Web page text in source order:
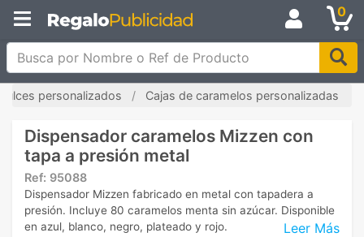
0
Busca por Nombre o Ref de Producto
personalizados Cajas de caramelos personalizadas
Dispensador caramelos Mizzen con
tapa a presión metal
Ref: 95088
Leer Más
Dispensador Mizzen fabricado en metal con tapadera a
presión. Incluye 80 caramelos menta sin azúcar. Disponible
en azul, blanco, negro, plateado y rojo.